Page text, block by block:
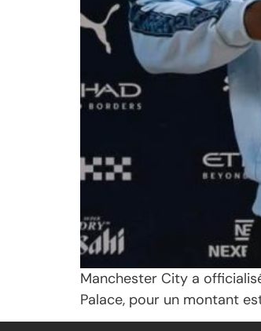
Manchester City a
Palace, pour un montant